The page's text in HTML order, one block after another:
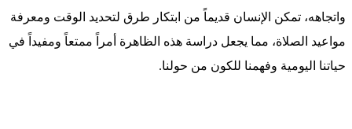
واتجاهه، تمكن الإنسان قديماً من ابتكار طرق لتحديد الوقت ومعرفة
مواعيد الصلاة، مما يجعل دراسة هذه الظاهرة أمراً ممتعاً ومفيداً في
حياتنا اليومية وفهمنا للكون من حولنا.